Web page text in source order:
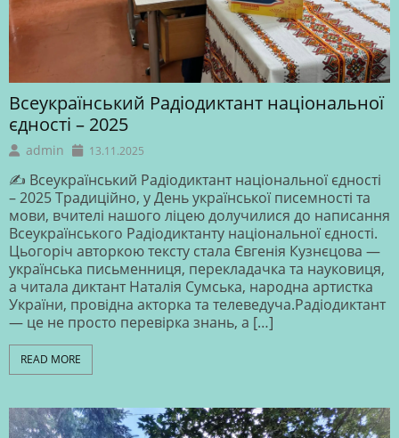
Всеукраїнський Радіодиктант національної
єдності – 2025
admin 13.11.2025
✍️ Всеукраїнський Радіодиктант національної єдності
– 2025 Традиційно, у День української писемності та
мови, вчителі нашого ліцею долучилися до написання
Всеукраїнського Радіодиктанту національної єдності.
Цьогоріч авторкою тексту стала Євгенія Кузнєцова —
українська письменниця, перекладачка та науковиця,
а читала диктант Наталія Сумська, народна артистка
України, провідна акторка та телеведуча.Радіодиктант
— це не просто перевірка знань, а […]
READ MORE